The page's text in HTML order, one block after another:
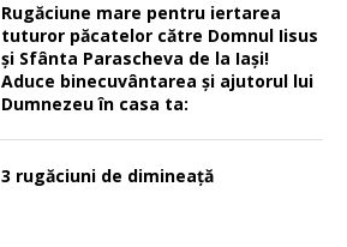
Rugăciune mare pentru iertarea
tuturor păcatelor către Domnul Iisus
şi Sfânta Parascheva de la Iaşi!
Aduce binecuvântarea şi ajutorul lui
Dumnezeu în casa ta:
3 rugăciuni de dimineață